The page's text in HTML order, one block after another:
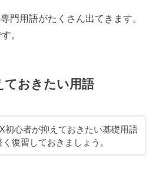
門用語がたくさん出てきます。
。
ておきたい用語
初心者が抑えておきたい基礎用語
復習しておきましょう。